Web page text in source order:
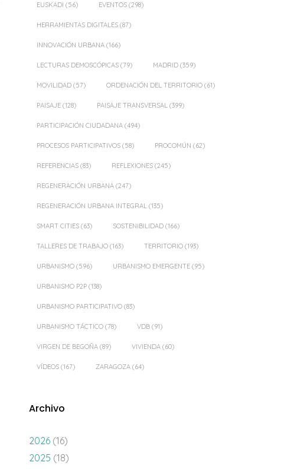
EUSKADI (56) EVENTOS (298)
HERRAMIENTAS DIGITALES (87)
INNOVACIÓN URBANA (166)
LECTURAS DEMOSCÓPICAS (79) MADRID (359)
MOVILIDAD (57) ORDENACIÓN DEL TERRITORIO (61)
PAISAJE (128) PAISAJE TRANSVERSAL (399)
PARTICIPACIÓN CIUDADANA (494)
PROCESOS PARTICIPATIVOS (58) PROCOMÚN (62)
REFERENCIAS (83) REFLEXIONES (245)
REGENERACIÓN URBANA (247)
REGENERACIÓN URBANA INTEGRAL (135)
SMART CITIES (63) SOSTENIBILIDAD (166)
TALLERES DE TRABAJO (163) TERRITORIO (193)
URBANISMO (596) URBANISMO EMERGENTE (95)
URBANISMO P2P (138)
URBANISMO PARTICIPATIVO (83)
URBANISMO TÁCTICO (78) VDB (91)
VIRGEN DE BEGOÑA (89) VIVIENDA (60)
VÍDEOS (167) ZARAGOZA (64)
Archivo
2026 (16)
2025 (18)